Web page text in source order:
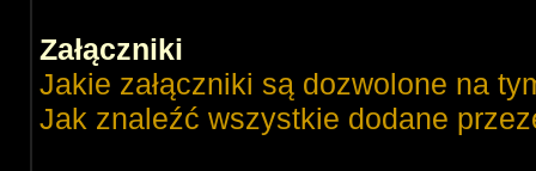
Załączniki
Jakie załączniki są dozwolone na
Jak znaleźć wszystkie dodane